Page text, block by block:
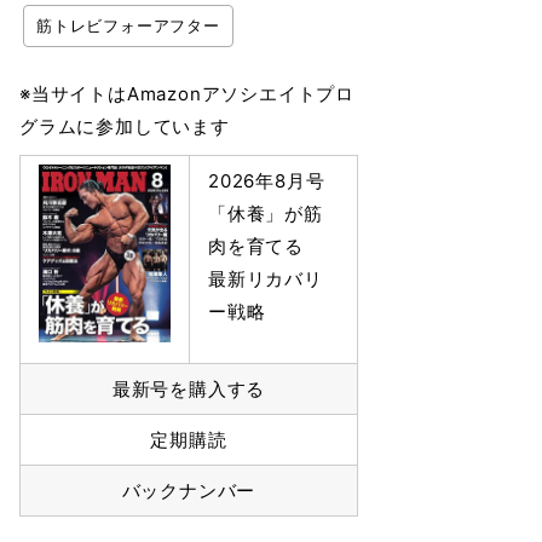
筋トレビフォーアフター
※当サイトはAmazonアソシエイトプロ
グラムに参加しています
2026年8月号
「休養」が筋
肉を育てる
最新リカバリ
ー戦略
最新号を購入する
定期購読
バックナンバー